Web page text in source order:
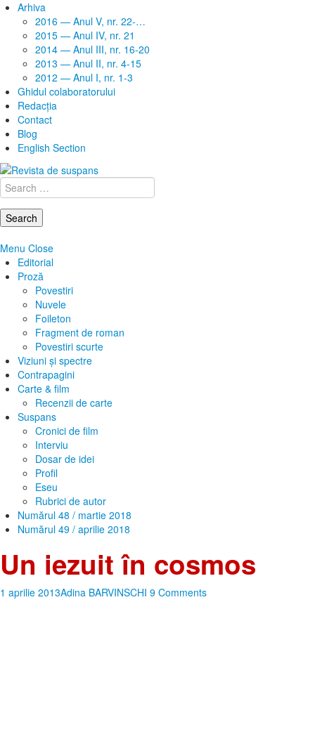
Arhiva
2016 — Anul V, nr. 22-…
2015 — Anul IV, nr. 21
2014 — Anul III, nr. 16-20
2013 — Anul II, nr. 4-15
2012 — Anul I, nr. 1-3
Ghidul colaboratorului
Redacţia
Contact
Blog
English Section
Search
for:
Menu Close
Editorial
Proză
Povestiri
Nuvele
Foileton
Fragment de roman
Povestiri scurte
Viziuni și spectre
Contrapagini
Carte & film
Recenzii de carte
Suspans
Cronici de film
Interviu
Dosar de idei
Profil
Eseu
Rubrici de autor
Numărul 48 / martie 2018
Numărul 49 / aprilie 2018
Un iezuit în cosmos
1 aprilie 2013Adina BARVINSCHI 9 Comments